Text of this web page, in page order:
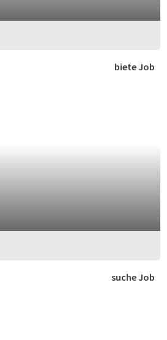
biete Job
suche Job